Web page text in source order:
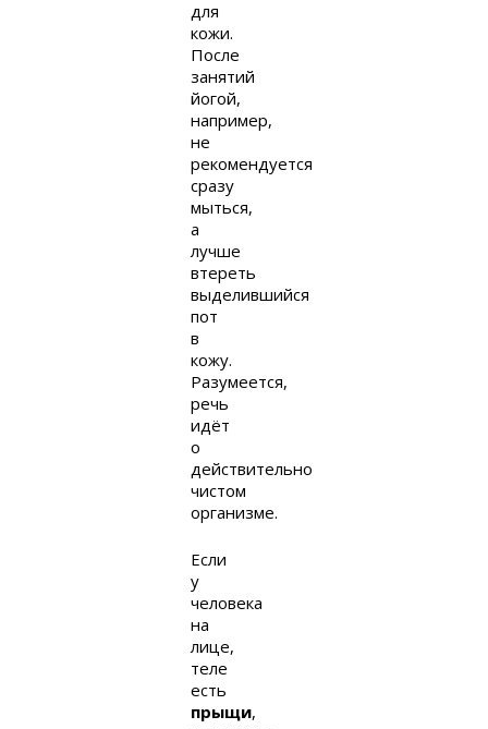
для
кожи.
После
занятий
йогой,
например,
не
рекомендуется
сразу
мыться,
а
лучше
втереть
выделившийся
пот
в
кожу.
Разумеется,
речь
идёт
о
действительно
чистом
организме.
Если
у
человека
на
лице,
теле
есть
прыщи,